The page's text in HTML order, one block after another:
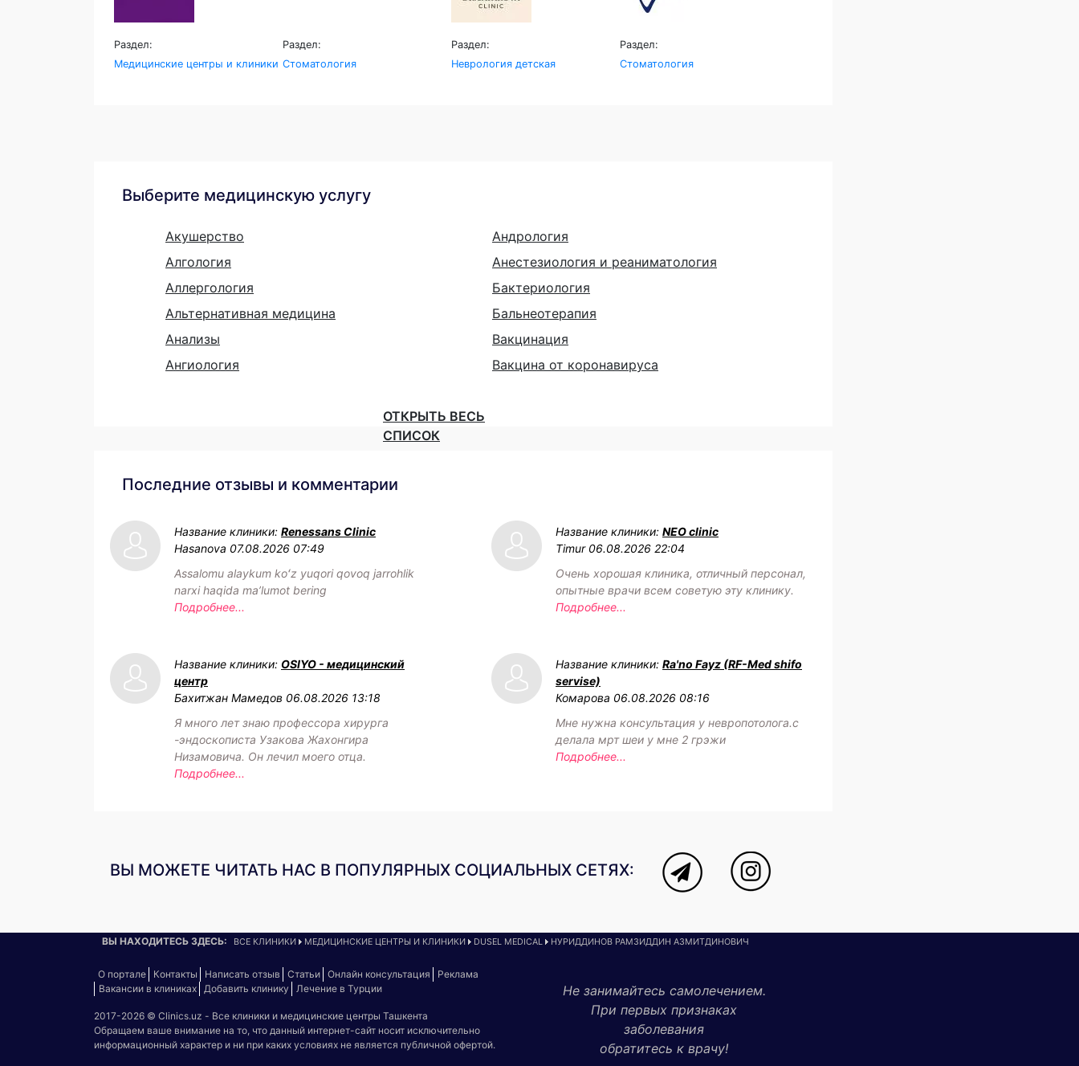
Раздел:
Медицинские центры и клиники
Раздел:
Стоматология
Раздел:
Неврология детская
Раздел:
Стоматология
Выберите медицинскую услугу
Акушерство
Алгология
Аллергология
Альтернативная медицина
Анализы
Ангиология
Андрология
Анестезиология и реаниматология
Бактериология
Бальнеотерапия
Вакцинация
Вакцина от коронавируса
ОТКРЫТЬ ВЕСЬ
СПИСОК
Последние отзывы и комментарии
Название клиники: Renessans Clinic
Hasanova 07.08.2026 07:49
Assalomu alaykum koʻz yuqori qovoq jarrohlik
narxi haqida maʼlumot bering
Подробнее...
Название клиники: NEO clinic
Timur 06.08.2026 22:04
Очень хорошая клиника, отличный персонал,
опытные врачи всем советую эту клинику.
Подробнее...
Название клиники: OSIYO - медицинский
центр
Бахитжан Мамедов 06.08.2026 13:18
Я много лет знаю профессора хирурга
-эндоскописта Узакова Жахонгира
Низамовича. Он лечил моего отца.
Подробнее...
Название клиники: Ra'no Fayz (RF-Med shifo
servise)
Комарова 06.08.2026 08:16
Мне нужна консультация у невропотолога.с
делала мрт шеи у мне 2 грэжи
Подробнее...
ВЫ МОЖЕТЕ ЧИТАТЬ НАС В ПОПУЛЯРНЫХ СОЦИАЛЬНЫХ СЕТЯХ:
ВЫ НАХОДИТЕСЬ ЗДЕСЬ: ВСЕ КЛИНИКИ МЕДИЦИНСКИЕ ЦЕНТРЫ И КЛИНИКИ DUSEL MEDICAL НУРИДДИНОВ РАМЗИДДИН АЗМИТДИНОВИЧ
О портале Контакты Написать отзыв Статьи Онлайн консультация
Реклама
Вакансии в клиниках
Добавить клинику Лечение в Турции
2017-2026 © Clinics.uz - Все клиники и медицинские центры Ташкента
Обращаем ваше внимание на то, что данный интернет-сайт носит исключительно
информационный характер и ни при каких условиях не является публичной офертой.
Не занимайтесь самолечением.
При первых признаках
заболевания
обратитесь к врачу!